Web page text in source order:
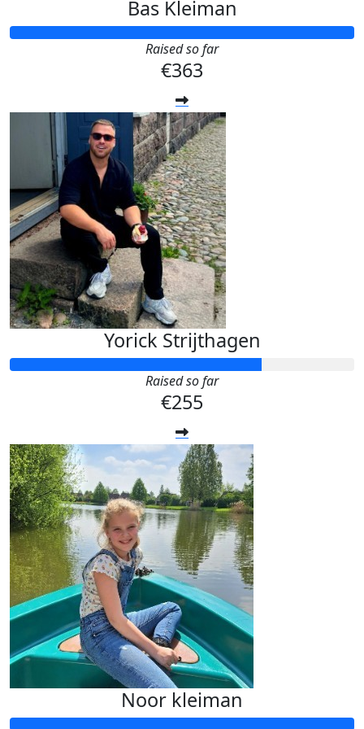
Bas Kleiman
Raised so far
€363
Yorick Strijthagen
Raised so far
€255
Noor kleiman